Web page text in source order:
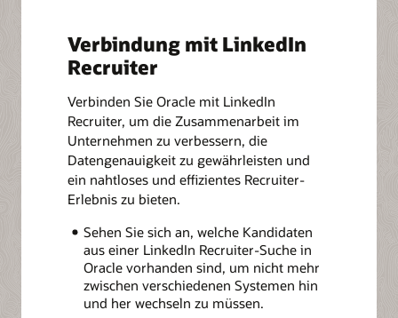
Verbindung mit LinkedIn
Recruiter
Verbinden Sie Oracle mit LinkedIn
Recruiter, um die Zusammenarbeit im
Unternehmen zu verbessern, die
Datengenauigkeit zu gewährleisten und
ein nahtloses und effizientes Recruiter-
Erlebnis zu bieten.
Sehen Sie sich an, welche Kandidaten
aus einer LinkedIn Recruiter-Suche in
Oracle vorhanden sind, um nicht mehr
zwischen verschiedenen Systemen hin
und her wechseln zu müssen.